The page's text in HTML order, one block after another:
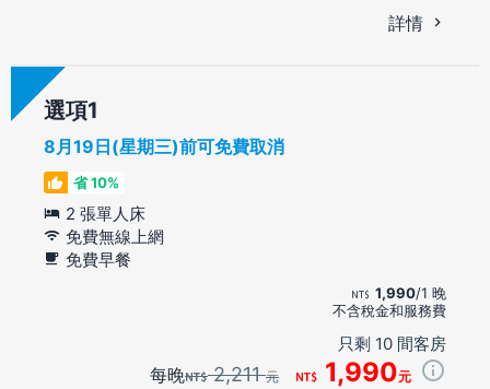
詳情
選項
8月19日(星期三)前可免費取消
省 10%
2 張單人床
免費無線上網
免費早餐
1,990/1 晚
不含稅金和服務費
只剩 10 間客房
每晚 2,211元 1,990元